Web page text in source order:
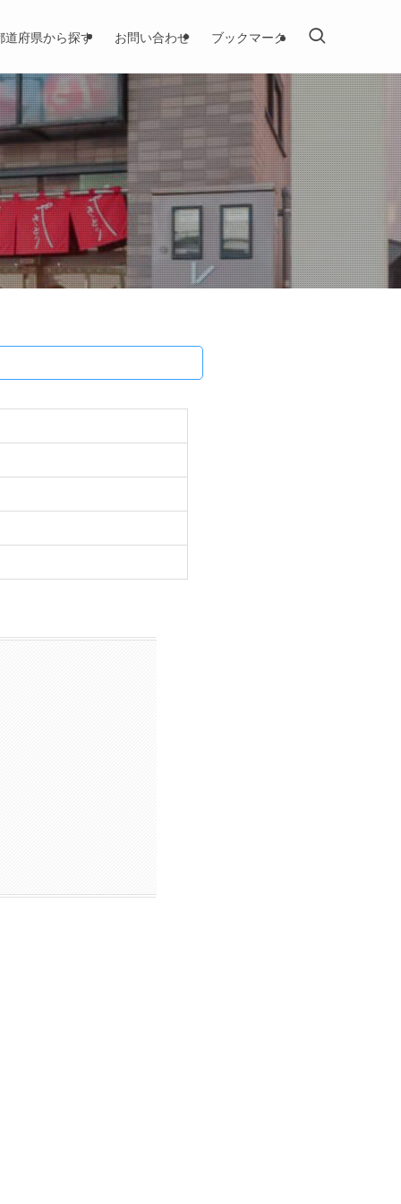
道府県から探す お問い合わせ ブックマーク